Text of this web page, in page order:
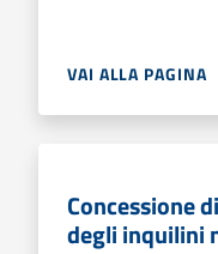
VAI ALLA PAGINA
Concessione
degli inquilini